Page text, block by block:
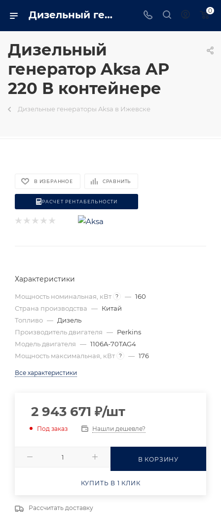
Дизельный генератор Aksa AP 220 В контейнере на базе двигателя Perkins - купить в Ижевске генератор 160 квт в интернет магазине - izhevsk.trustenergo.ru 0
Дизельный
генератор Aksa AP
220 В контейнере
Дизельные генераторы Aksa в Ижевске
В ИЗБРАННОЕ СРАВНИТЬ
РАСЧЕТ РЕНТАБЕЛЬНОСТИ
Характеристики
Мощность номинальная, кВт ? — 160
Страна производства — Китай
Топливо — Дизель
Производитель двигателя — Perkins
Модель двигателя — 1106A-70TAG4
Мощность максимальная, кВт ? — 176
Все характеристики
2 943 671 ₽/шт
Под заказ Нашли дешевле?
В КОРЗИНУ
КУПИТЬ В 1 КЛИК
Рассчитать доставку